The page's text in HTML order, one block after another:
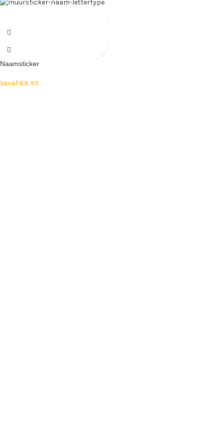
Naamsticker
Vanaf€9.95